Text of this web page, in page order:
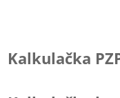
Kalkulačka